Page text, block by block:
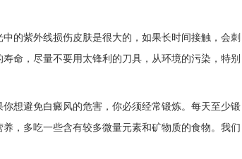
紫外线损伤皮肤是很大的，如果长时间接触，会刺
命，尽量不要用太锋利的刀具，从环境的污染，特别
想避免白癜风的危害，你必须经常锻炼。每天至少锻
，多吃一些含有较多微量元素和矿物质的食物。我们